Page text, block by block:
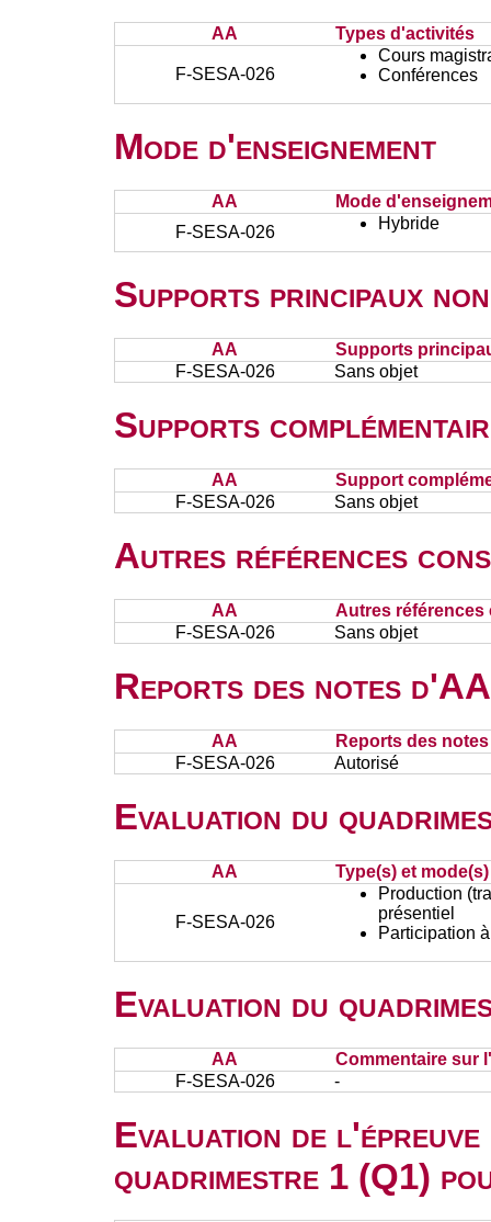
AA Types d'activités
F-SESA-026
Cours
Conférences
Mode d'enseignement
AA
Mode
F-SESA-026
Hybride
Supports principaux
AA
Supports
F-SESA-026
Sans objet
Supports
AA
Support
F-SESA-026
Sans objet
Autres références
AA
Autres références
F-SESA-026
Sans objet
Reports des notes
AA
Reports des
F-SESA-026
Autorisé
Evaluation du
AA Type(s) et
F-SESA-026
Production
présentiel
Participation
Evaluation du
AA
Commentaire sur
F-SESA-026
-
Evaluation de
quadrimestre 1 (Q1)